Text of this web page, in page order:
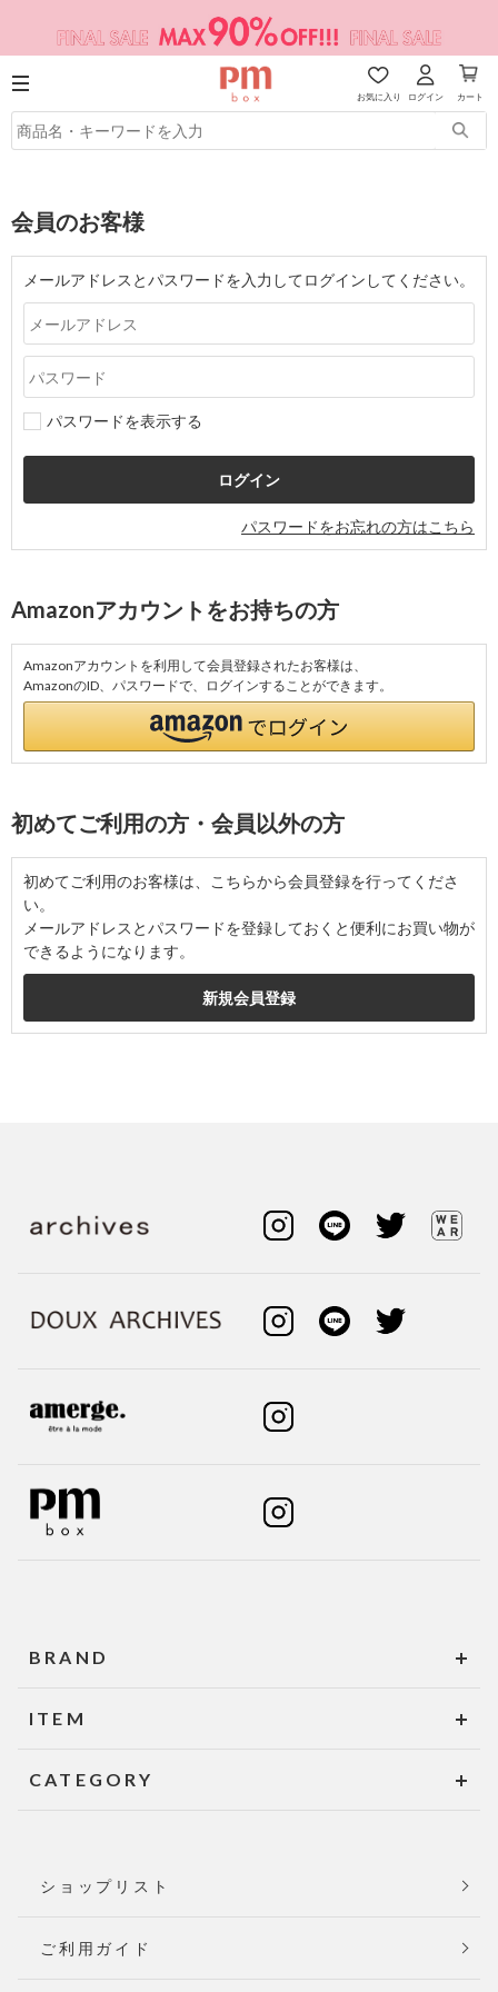
お気に入り ログイン カート
会員のお客様
メールアドレスとパスワードを入力してログインしてください。
パスワードを表示する
パスワードをお忘れの方はこちら
Amazonアカウントをお持ちの方
Amazonアカウントを利用して会員登録されたお客様は、
AmazonのID、パスワードで、ログインすることができます。
初めてご利用の方・会員以外の方
初めてご利用のお客様は、こちらから会員登録を行ってくださ
い。
メールアドレスとパスワードを登録しておくと便利にお買い物が
できるようになります。
BRAND
ITEM
CATEGORY
ショップリスト
ご利用ガイド